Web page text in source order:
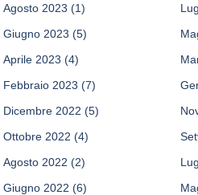
Agosto 2023 (1)
Giugno 2023 (5)
Aprile 2023 (4)
Febbraio 2023 (7)
Dicembre 2022 (5)
Ottobre 2022 (4)
Agosto 2022 (2)
Giugno 2022 (6)